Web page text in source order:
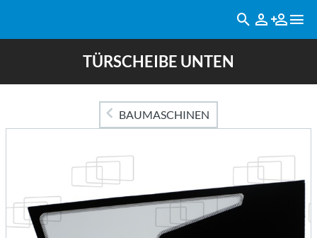
TÜRSCHEIBE UNTEN
BAUMASCHINEN